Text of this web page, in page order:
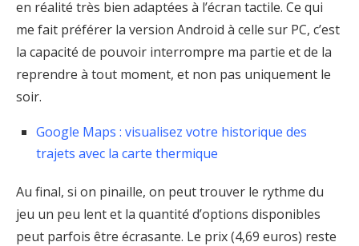
en réalité très bien adaptées à l’écran tactile. Ce qui
me fait préférer la version Android à celle sur PC, c’est
la capacité de pouvoir interrompre ma partie et de la
reprendre à tout moment, et non pas uniquement le
soir.
Google Maps : visualisez votre historique des
trajets avec la carte thermique
Au final, si on pinaille, on peut trouver le rythme du
jeu un peu lent et la quantité d’options disponibles
peut parfois être écrasante. Le prix (4,69 euros) reste